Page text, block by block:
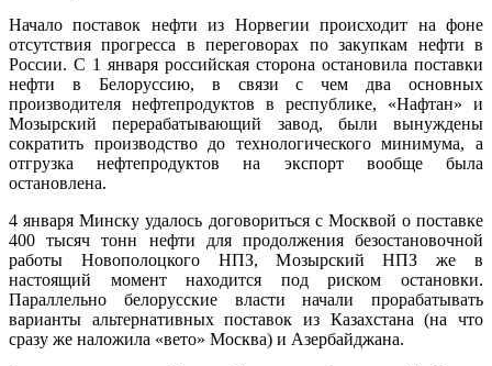
Начало поставок нефти из Норвегии происходит на фоне
отсутствия прогресса в переговорах по закупкам нефти в
России. C 1 января российская сторона остановила поставки
нефти в Белоруссию, в связи с чем два основных
производителя нефтепродуктов в республике, «Нафтан» и
Мозырский перерабатывающий завод, были вынуждены
сократить производство до технологического минимума, а
отгрузка нефтепродуктов на экспорт вообще была
остановлена.
4 января Минску удалось договориться с Москвой о поставке
400 тысяч тонн нефти для продолжения безостановочной
работы Новополоцкого НПЗ, Мозырский НПЗ же в
настоящий момент находится под риском остановки.
Параллельно белорусские власти начали прорабатывать
варианты альтернативных поставок из Казахстана (на что
сразу же наложила «вето» Москва) и Азербайджана.